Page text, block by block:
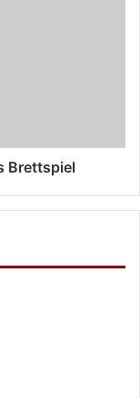
Brettspiel